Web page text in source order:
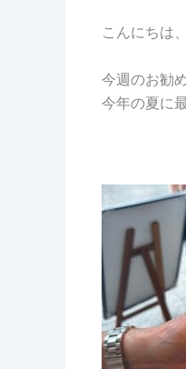
こんにちは
今週のお勧
今年の夏に